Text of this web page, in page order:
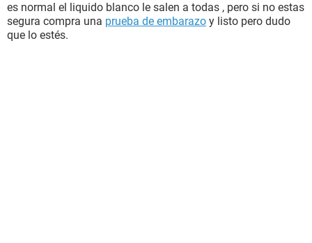
es normal el liquido blanco le salen a todas , pero si no estas
segura compra una prueba de embarazo y listo pero dudo
que lo estés.